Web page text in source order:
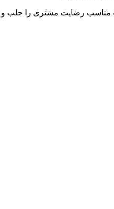
مناسب رضایت مشتری را